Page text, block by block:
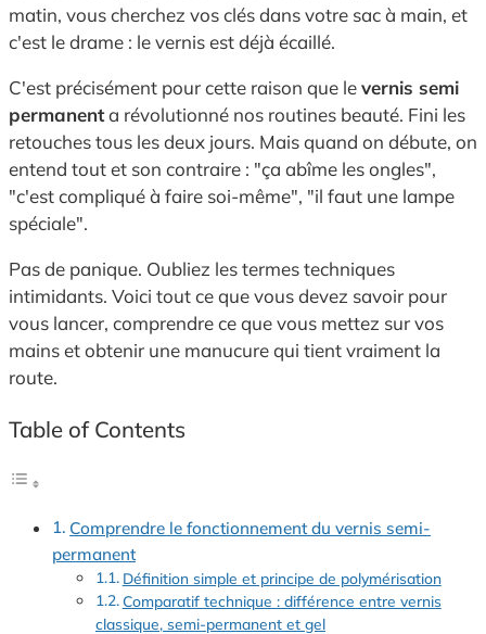
matin, vous cherchez vos clés dans votre sac à main, et
c'est le drame : le vernis est déjà écaillé.
C'est précisément pour cette raison que levernis semi
permanenta révolutionné nos routines beauté. Fini les
retouches tous les deux jours. Mais quand on débute, on
entend tout et son contraire : "ça abîme les ongles",
"c'est compliqué à faire soi-même", "il faut une lampe
spéciale".
Pas de panique. Oubliez les termes techniques
intimidants. Voici tout ce que vous devez savoir pour
vous lancer, comprendre ce que vous mettez sur vos
mains et obtenir une manucure qui tient vraiment la
route.
Table of Contents
Comprendre le fonctionnement du vernis semi-
permanent
Définition simple et principe de polymérisation
Comparatif technique : différence entre vernis
classique, semi-permanent et gel